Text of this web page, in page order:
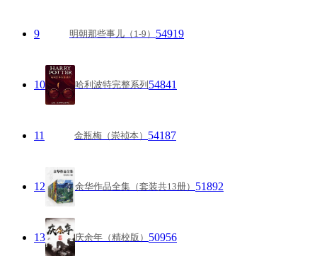
9 明朝那些事儿（1-9） 54919
10 哈利波特完整系列 54841
11 金瓶梅（崇祯本） 54187
12 余华作品全集（套装共13册） 51892
13 庆余年（精校版） 50956